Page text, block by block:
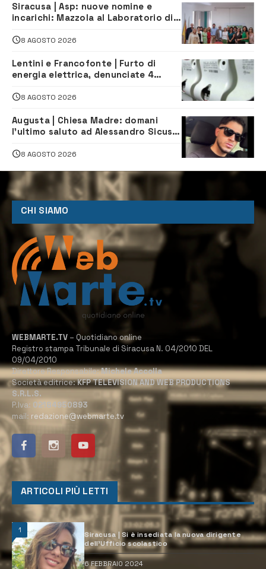
Siracusa | Asp: nuove nomine e
incarichi: Mazzola al Laboratorio di
Servizio Legale
8 AGOSTO 2026
Lentini e Francofonte | Furto di
energia elettrica, denunciate 4
8 AGOSTO 2026
Augusta | Chiesa Madre: domani
l’ultimo saluto ad Alessandro Sicuso,
8 AGOSTO 2026
CHI SIAMO
WEBMARTE.TV – Quotidiano online
Registro stampa Tribunale di Siracusa N. 04/2010 DEL
09/04/2010
Direttore Responsabile:Michele Accolla
Società editrice:KFP TELEVISION AND WEB PRODUCTIONS
S.R.L.S.
P.Iva: 02184950893
mail: redazione@webmarte.tv
ARTICOLI PIÙ LETTI
1
Siracusa | Si è insediata la nuova dirigente
dell’Ufficio scolastico
6 FEBBRAIO 2024